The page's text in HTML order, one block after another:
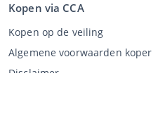
Kopen via CCA
Kopen op de veiling
Algemene voorwaarden koper
Disclaimer